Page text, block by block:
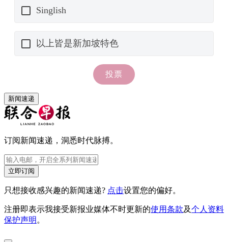
新闻速递
订阅新闻速递，洞悉时代脉搏。
立即订阅
只想接收感兴趣的新闻速递? 点击设置您的偏好。
注册即表示我接受新报业媒体不时更新的使用条款及个人资料
保护声明 。